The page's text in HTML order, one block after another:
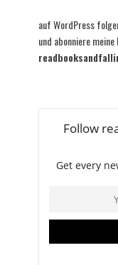
auf WordPress
und abonniere